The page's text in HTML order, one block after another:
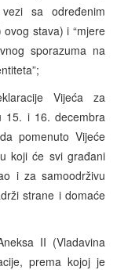
sa određenim
stava) i “mjere
sporazuma na
Vijeća za
15. i 16. decembra
pomenuto Vijeće
koji će svi građani
i za samoodrživu
strane i domaće
II (Vladavina
prema kojoj je